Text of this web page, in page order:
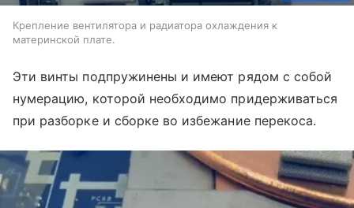
Крепление вентилятора и радиатора охлаждения к
материнской плате.
Эти винты подпружинены и имеют рядом с собой
нумерацию, которой необходимо придерживаться
при разборке и сборке во избежание перекоса.